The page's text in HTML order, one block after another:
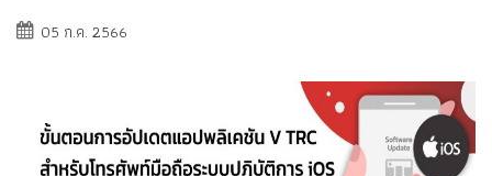
05 ก.ค. 2566